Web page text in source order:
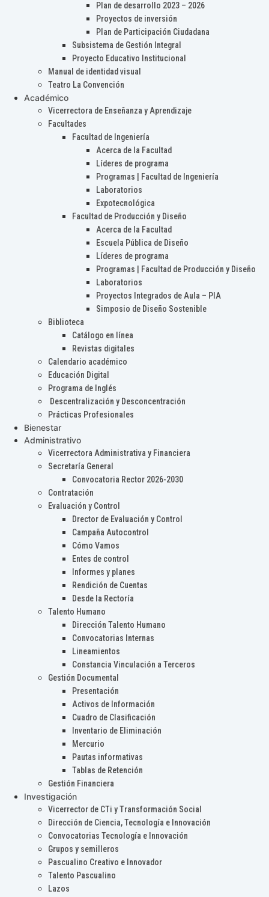
Plan de desarrollo 2023 – 2026
Proyectos de inversión
Plan de Participación Ciudadana
Subsistema de Gestión Integral
Proyecto Educativo Institucional
Manual de identidad visual
Teatro La Convención
Académico
Vicerrectora de Enseñanza y Aprendizaje
Facultades
Facultad de Ingeniería
Acerca de la Facultad
Líderes de programa
Programas | Facultad de Ingeniería
Laboratorios
Expotecnológica
Facultad de Producción y Diseño
Acerca de la Facultad
Escuela Pública de Diseño
Líderes de programa
Programas | Facultad de Producción y Diseño
Laboratorios
Proyectos Integrados de Aula – PIA
Simposio de Diseño Sostenible
Biblioteca
Catálogo en línea
Revistas digitales
Calendario académico
Educación Digital
Programa de Inglés
Descentralización y Desconcentración
Prácticas Profesionales
Bienestar
Administrativo
Vicerrectora Administrativa y Financiera
Secretaría General
Convocatoria Rector 2026-2030
Contratación
Evaluación y Control
Drector de Evaluación y Control
Campaña Autocontrol
Cómo Vamos
Entes de control
Informes y planes
Rendición de Cuentas
Desde la Rectoría
Talento Humano
Dirección Talento Humano
Convocatorias Internas
Lineamientos
Constancia Vinculación a Terceros
Gestión Documental
Presentación
Activos de Información
Cuadro de Clasificación
Inventario de Eliminación
Mercurio
Pautas informativas
Tablas de Retención
Gestión Financiera
Investigación
Vicerrector de CTi y Transformación Social
Dirección de Ciencia, Tecnología e Innovación
Convocatorias Tecnología e Innovación
Grupos y semilleros
Pascualino Creativo e Innovador
Talento Pascualino
Lazos